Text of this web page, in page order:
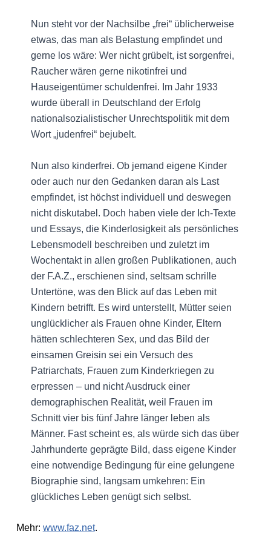
Nun steht vor der Nachsilbe „frei“ üblicherweise
etwas, das man als Belastung empfindet und
gerne los wäre: Wer nicht grübelt, ist sorgenfrei,
Raucher wären gerne nikotinfrei und
Hauseigentümer schuldenfrei. Im Jahr 1933
wurde überall in Deutschland der Erfolg
nationalsozialistischer Unrechtspolitik mit dem
Wort „judenfrei“ bejubelt.
Nun also kinderfrei. Ob jemand eigene Kinder
oder auch nur den Gedanken daran als Last
empfindet, ist höchst individuell und deswegen
nicht diskutabel. Doch haben viele der Ich-Texte
und Essays, die Kinderlosigkeit als persönliches
Lebensmodell beschreiben und zuletzt im
Wochentakt in allen großen Publikationen, auch
der F.A.Z., erschienen sind, seltsam schrille
Untertöne, was den Blick auf das Leben mit
Kindern betrifft. Es wird unterstellt, Mütter seien
unglücklicher als Frauen ohne Kinder, Eltern
hätten schlechteren Sex, und das Bild der
einsamen Greisin sei ein Versuch des
Patriarchats, Frauen zum Kinderkriegen zu
erpressen – und nicht Ausdruck einer
demographischen Realität, weil Frauen im
Schnitt vier bis fünf Jahre länger leben als
Männer. Fast scheint es, als würde sich das über
Jahrhunderte geprägte Bild, dass eigene Kinder
eine notwendige Bedingung für eine gelungene
Biographie sind, langsam umkehren: Ein
glückliches Leben genügt sich selbst.
Mehr: www.faz.net.